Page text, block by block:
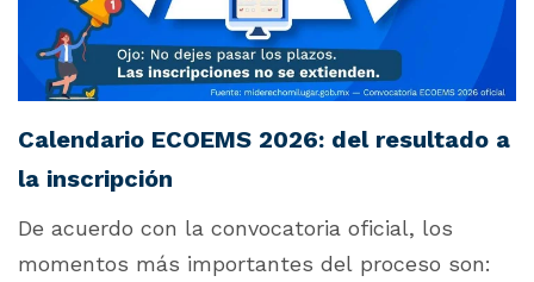
Calendario ECOEMS 2026: del resultado a
la inscripción
De acuerdo con la convocatoria oficial, los
momentos más importantes del proceso son: